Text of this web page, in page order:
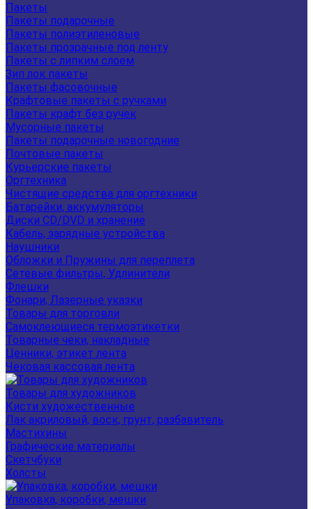
Пакеты
Пакеты подарочные
Пакеты полиэтиленовые
Пакеты прозрачные под ленту
Пакеты с липким слоем
Зип лок пакеты
Пакеты фасовочные
Крафтовые пакеты с ручками
Пакеты крафт без ручек
Мусорные пакеты
Пакеты подарочные новогодние
Почтовые пакеты
Курьерские пакеты
Оргтехника
Чистящие средства для оргтехники
Батарейки, аккумуляторы
Диски CD/DVD и хранение
Кабель, зарядные устройства
Наушники
Обложки и Пружины для переплета
Сетевые фильтры, Удлинители
Флешки
Фонари, Лазерные указки
Товары для торговли
Самоклеющиеся термоэтикетки
Товарные чеки, накладные
Ценники, этикет лента
Чековая кассовая лента
Товары для художников
Кисти художественные
Лак акриловый, воск, грунт, разбавитель
Мастихины
Графические материалы
Скетчбуки
Холсты
Упаковка, коробки, мешки